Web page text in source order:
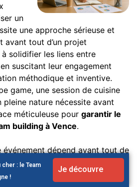
un
une approche sérieuse et
avant tout d’un projet
à solidifier les liens entre
suscitant leur engagement
méthodique et inventive.
game, une session de cuisine
pleine nature nécessite avant
méticuleuse pour garantir le
building à Vence.
événement dépend avant tout de
vous formuler les objectifs
vous poussent à
: le Team
!
Je découvre